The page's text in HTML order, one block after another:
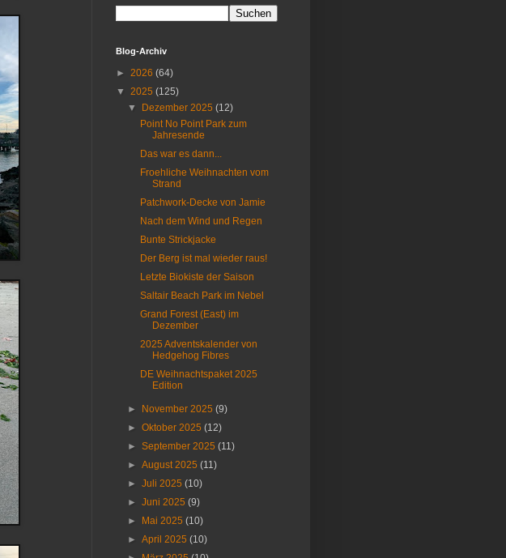
Blog-Archiv
► 2026 (64)
▼ 2025 (125)
▼
Dezember 2025(12)
Point No Point Park zum
Jahresende
Das war es dann...
Froehliche Weihnachten vom
Strand
Patchwork-Decke von Jamie
Nach dem Wind und Regen
Bunte Strickjacke
Der Berg ist mal wieder raus!
Letzte Biokiste der Saison
Saltair Beach Park im Nebel
Grand Forest (East) im
Dezember
2025 Adventskalender von
Hedgehog Fibres
DE Weihnachtspaket 2025
Edition
► November 2025(9)
►Oktober 2025(12)
►September 2025(11)
►August 2025(11)
►Juli 2025(10)
►Juni 2025(9)
►
Mai 2025(10)
►April 2025(10)